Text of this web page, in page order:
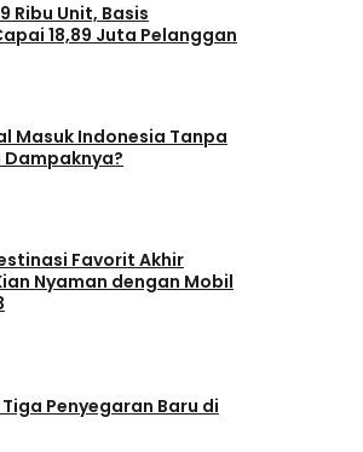
Ribu Unit, Basis
18,89 Juta Pelanggan
Masuk Indonesia Tanpa
Favorit Akhir
Nyaman dengan Mobil
Baru di